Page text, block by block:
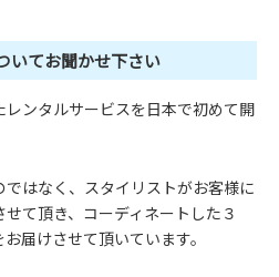
いてお聞かせ下さい
ンタルサービスを日本で初めて開
はなく、スタイリストがお客様に
て頂き、コーディネートした３
届けさせて頂いています。